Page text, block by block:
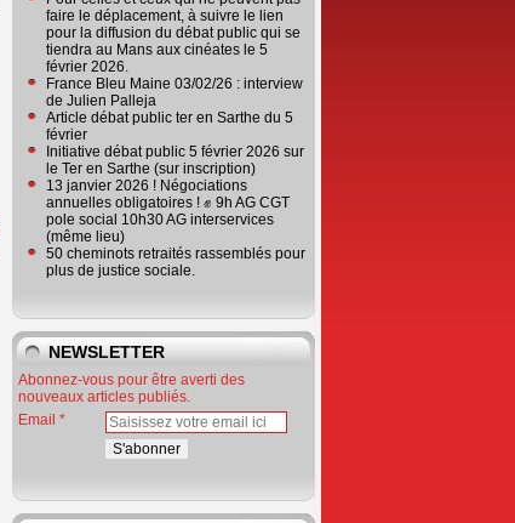
faire le déplacement, à suivre le lien
pour la diffusion du débat public qui se
tiendra au Mans aux cinéates le 5
février 2026.
France Bleu Maine 03/02/26 : interview
de Julien Palleja
Article débat public ter en Sarthe du 5
février
Initiative débat public 5 février 2026 sur
le Ter en Sarthe (sur inscription)
13 janvier 2026 ! Négociations
annuelles obligatoires ! ✊ 9h AG CGT
pole social 10h30 AG interservices
(même lieu)
50 cheminots retraités rassemblés pour
plus de justice sociale.
NEWSLETTER
Abonnez-vous pour être averti des
nouveaux articles publiés.
Email